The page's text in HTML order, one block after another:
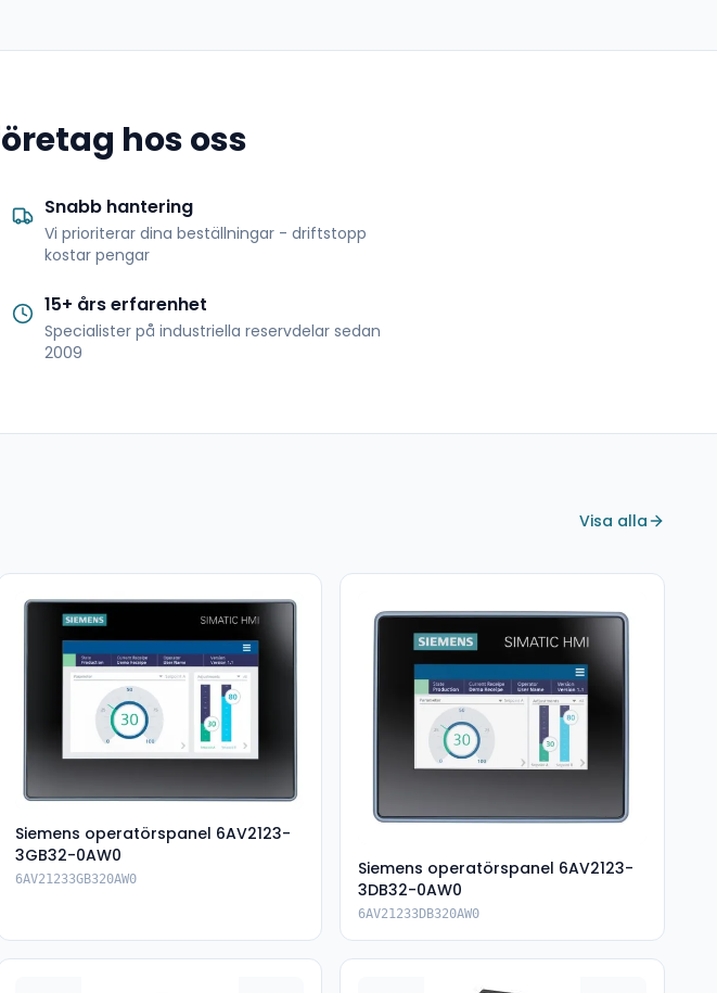
hos oss
Snabb hantering
Vi prioriterar dina beställningar - driftstopp
kostar pengar
15+ års erfarenhet
Specialister på industriella reservdelar sedan
2009
Visa alla
Siemens operatörspanel 6AV2123-
3GB32-0AW0
6AV21233GB320AW0
Siemens operatörspanel 6AV2123-
3DB32-0AW0
6AV21233DB320AW0